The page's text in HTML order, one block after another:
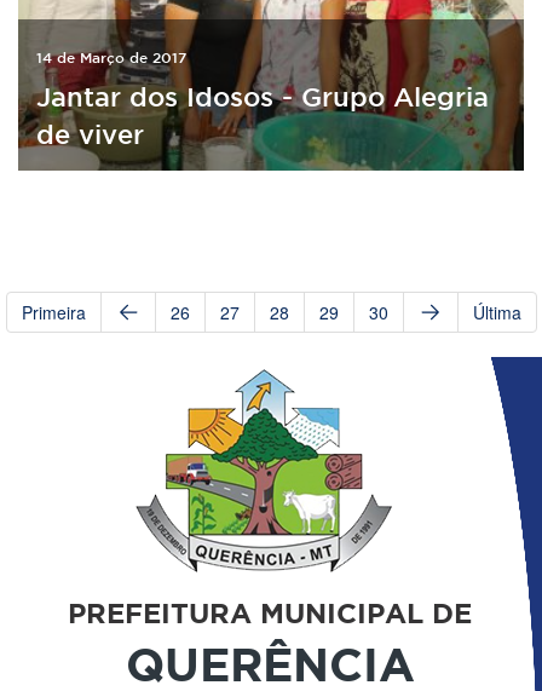
14 de Março de 2017
Jantar dos Idosos - Grupo Alegria
de viver
Primeira 26 27 28 29 30 Última
PREFEITURA MUNICIPAL DE
QUERÊNCIA